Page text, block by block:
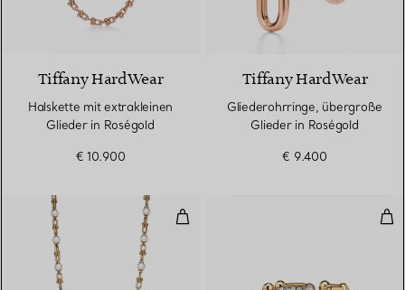
Tiffany HardWear
Halskette mit extrakleinen
Glieder in Roségold
€ 10.900
Tiffany HardWear
Gliederohrringe, übergroße
Glieder in Roségold
€ 9.400
Gliederhalskette in